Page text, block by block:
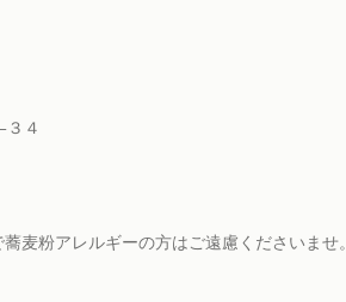
４
麦粉アレルギーの方はご遠慮くださいませ。